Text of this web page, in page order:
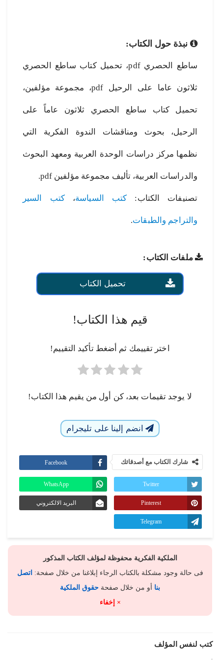
نبذة حول الكتاب:
ساطع الحصري pdf، تحميل كتاب ساطع الحصري
ثلاثون عاما على الرحيل pdf، مجموعة مؤلفين،
تحميل كتاب ساطع الحصري ثلاثون عاماً على
الرحيل، بحوث ومناقشات الندوة الفكرية التي
نظمها مركز دراسات الوحدة العربية ومعهد البحوث
والدراسات العربية، تأليف مجموعة مؤلفين pdf.
تصنيفات الكتاب: كتب السياسة،كتب السير
والتراجم والطبقات.
ملفات الكتاب:
تحميل الكتاب
قيم هذا الكتاب!
اختر تقييمك ثم أضغط تأكيد التقييم!
لا يوجد تقيمات بعد، كن أول من يقيم هذا الكتاب!
انضم إلينا على تليجرام
شارك الكتاب مع أصدقائك Facebook
Twitter
WhatsApp
Pinterest البريد الالكتروني
Telegram
الملكية الفكرية محفوظة لمؤلف الكتاب المذكور
فى حالة وجود مشكلة بالكتاب الرجاء إبلاغنا من خلال صفحة: اتصل
بنا أو من خلال صفحة حقوق الملكية
× إخفاء
كتب لنفس المؤلف